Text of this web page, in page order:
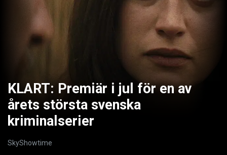
KLART: Premiär i jul för en av
årets största svenska
kriminalserier
SkyShowtime